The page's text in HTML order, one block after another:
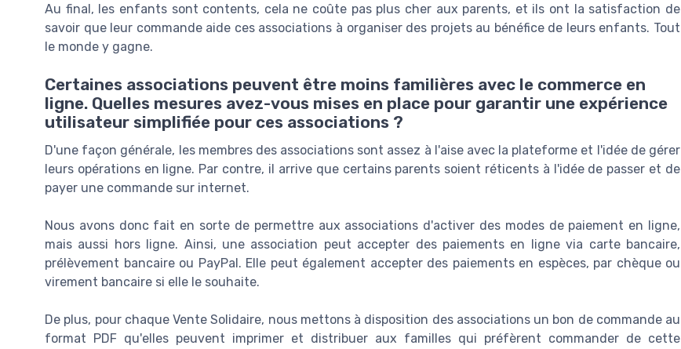
Au final, les enfants sont contents, cela ne coûte pas plus cher aux parents, et ils ont la satisfaction de
savoir que leur commande aide ces associations à organiser des projets au bénéfice de leurs enfants. Tout
le monde y gagne.
Certaines associations peuvent être moins familières avec le commerce en
ligne. Quelles mesures avez-vous mises en place pour garantir une expérience
utilisateur simplifiée pour ces associations ?
D'une façon générale, les membres des associations sont assez à l'aise avec la plateforme et l'idée de gérer
leurs opérations en ligne. Par contre, il arrive que certains parents soient réticents à l'idée de passer et de
payer une commande sur internet.
Nous avons donc fait en sorte de permettre aux associations d'activer des modes de paiement en ligne,
mais aussi hors ligne. Ainsi, une association peut accepter des paiements en ligne via carte bancaire,
prélèvement bancaire ou PayPal. Elle peut également accepter des paiements en espèces, par chèque ou
virement bancaire si elle le souhaite.
De plus, pour chaque Vente Solidaire, nous mettons à disposition des associations un bon de commande au
format PDF qu'elles peuvent imprimer et distribuer aux familles qui préfèrent commander de cette